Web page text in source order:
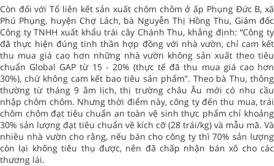
Còn đối với Tổ liên kết sản xuất chôm chôm ở ấp Phụng Đức B, xã
Phú Phụng, huyện Chợ Lách, bà Nguyễn Thị Hồng Thu, Giám đốc
Công ty TNHH xuất khẩu trái cây Chánh Thu, khẳng định: “Công ty
đã thực hiện đúng tinh thần hợp đồng với nhà vườn, chỉ cam kết
thu mua giá cao hơn những nhà vườn không sản xuất theo tiêu
chuẩn Global GAP từ 15 - 20% (thực tế đã thu mua giá cao hơn
30%), chứ không cam kết bao tiêu sản phẩm”. Theo bà Thu, thông
thường từ tháng 9 âm lịch, thị trường châu Âu mới có nhu cầu
nhập chôm chôm. Nhưng thời điểm này, công ty đến thu mua, trái
chôm chôm đạt tiêu chuẩn an toàn vệ sinh thực phẩm chỉ khoảng
30% sản lượng đạt tiêu chuẩn về kích cỡ (28 trái/kg) và mẫu mã. Và
nhiều nhà vườn cho rằng, nếu bán cho công ty thì 70% sản lượng
còn lại không tiêu thụ được, nên đã chấp nhận bán xô cho các
thương lái.